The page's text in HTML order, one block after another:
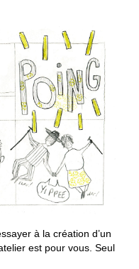
à la création d’un
est pour vous. Seul